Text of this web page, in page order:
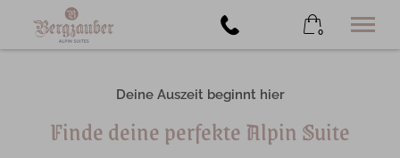
Buchen
0
Deine Auszeit beginnt hier
Finde deine perfekte Alpin Suite